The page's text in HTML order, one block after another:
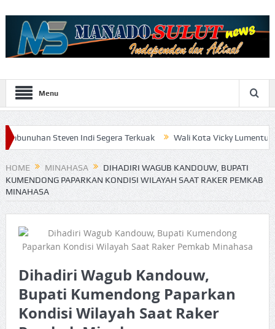
Menu
Indi Segera Terkuak Wali Kota Vicky Lumentut Serahkan
HOME MINAHASA
DIHADIRI WAGUB KANDOUW, BUPATI
KUMENDONG PAPARKAN KONDISI WILAYAH SAAT RAKER PEMKAB
MINAHASA
Dihadiri Wagub Kandouw,
Bupati Kumendong Paparkan
Kondisi Wilayah Saat Raker